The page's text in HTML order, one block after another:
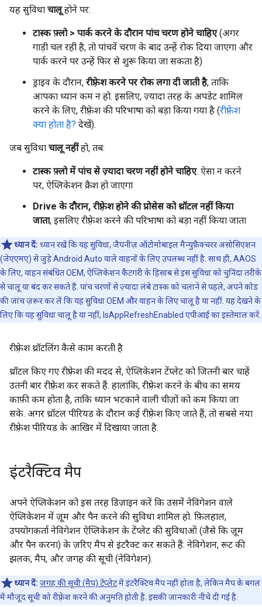
यह सुविधा चालूहोने पर:
टास्क फ़्लो > पार्क करने के दौरान पांच चरण होने चाहिए(अगर
गाड़ी चल रही है, तो पांचवें चरण के बाद उन्हें रोक दिया जाएगा और
पार्क करने पर उन्हें फिर से शुरू किया जा सकता है)
ड्राइव के दौरान, रीफ़्रेश करने पर रोक लगा दी जाती है, ताकि
आपका ध्यान कम न हो. इसलिए, ज़्यादा तरह के अपडेट शामिल
करने के लिए, रीफ़्रेश की परिभाषा को बड़ा किया गया है (रीफ़्रेश
क्या होता है? देखें).
जब सुविधा चालू नहींहो, तब:
टास्क फ़्लो में पांच से ज़्यादा चरण नहीं होने चाहिए. ऐसा न करने
पर, ऐप्लिकेशन क्रैश हो जाएगा
Drive के दौरान, रीफ़्रेश होने की प्रोसेस को थ्रॉटल नहीं किया
जाता, इसलिए रीफ़्रेश करने की परिभाषा को बड़ा नहीं किया जाता
ध्यान दें: ध्यान रखें कि यह सुविधा, जैपनीज़ ऑटोमोबाइल मैन्युफ़ैक्चरर असोसिएशन
(जेएएमए) से जुड़े Android Auto वाले वाहनों के लिए उपलब्ध नहीं है. साथ ही, AAOS
के लिए, वाहन संबंधित OEM, ऐप्लिकेशन कैटगरी के हिसाब से इस सुविधा को चुनिंदा तरीके
से चालू या बंद कर सकते हैं. पांच चरणों से ज़्यादा लंबे टास्क को चलाने से पहले, अपने कोड
की जांच ज़रूर कर लें कि यह सुविधा OEM और वाहन के लिए चालू है या नहीं. यह देखने के
लिए कि यह सुविधा चालू है या नहीं, IsAppRefreshEnabled एपीआई का इस्तेमाल करें.
रीफ़्रेश थ्रॉटलिंग कैसे काम करती है
थ्रॉटल किए गए रीफ़्रेश की मदद से, ऐप्लिकेशन टेंप्लेट को जितनी बार चाहें
उतनी बार रीफ़्रेश कर सकते हैं. हालांकि, रीफ़्रेश करने के बीच का समय
काफ़ी कम होता है, ताकि ध्यान भटकाने वाली चीज़ों को कम किया जा
सके. अगर थ्रॉटल पीरियड के दौरान कई रीफ़्रेश किए जाते हैं, तो सबसे नया
रीफ़्रेश पीरियड के आखिर में दिखाया जाता है.
इंटरैक्टिव मैप
अपने ऐप्लिकेशन को इस तरह डिज़ाइन करें कि उसमें नेविगेशन वाले
ऐप्लिकेशन में ज़ूम और पैन करने की सुविधा शामिल हो. फ़िलहाल,
उपयोगकर्ता नेविगेशन ऐप्लिकेशन के टेंप्लेट की सुविधाओं (जैसे कि ज़ूम
और पैन करना) के ज़रिए मैप से इंटरैक्ट कर सकते हैं: नेविगेशन, रूट की
झलक, मैप, और जगह की सूची (नेविगेशन).
ध्यान दें: जगह की सूची (मैप) टेंप्लेटमें इंटरैक्टिव मैप नहीं होता है, लेकिन मैप के बगल
में मौजूद सूची को रीफ़्रेश करने की अनुमति होती है. इसकी जानकारी नीचे दी गई है.